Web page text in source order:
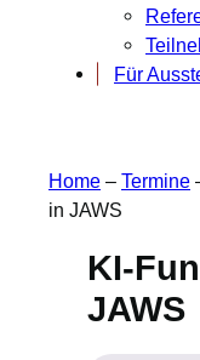
Für
Home – Termine
in JAWS
KI-
JAWS